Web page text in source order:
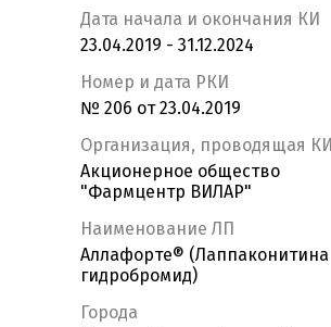
Дата начала и окончания КИ
23.04.2019 - 31.12.2024
Номер и дата РКИ
№ 206 от 23.04.2019
Организация, проводящая КИ
Акционерное общество
"Фармцентр ВИЛАР"
Наименование ЛП
Аллафорте® (Лаппаконитина
гидробромид)
Города